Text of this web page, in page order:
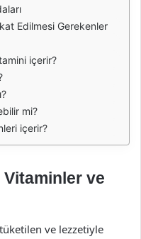
Edilmesi Gerekenler
içerir?
mi?
içerir?
Vitaminler ve
ve lezzetiyle